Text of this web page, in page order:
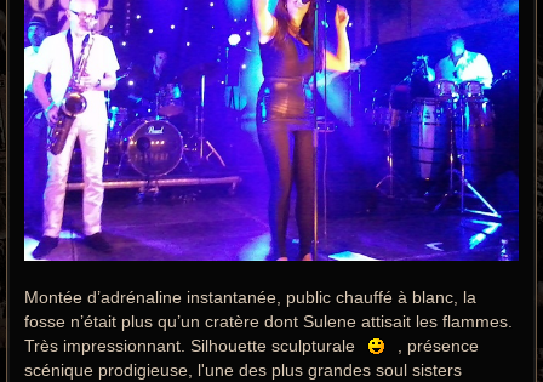
Montée d’adrénaline instantanée, public chauffé à blanc, la
fosse n’était plus qu’un cratère dont Sulene attisait les flammes.
Très impressionnant. Silhouette sculpturale
, présence
scénique prodigieuse, l'une des plus grandes soul sisters